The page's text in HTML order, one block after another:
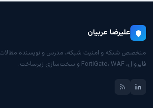
علیرضا عربیان
متخصص شبکه و امنیت شبکه، مدرس و نویسنده
فایروال، FortiGate، WAF و سخت‌سازی زیرساخت.